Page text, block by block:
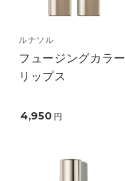
ルナソル
フュージングカラー
リップス
4,950 円